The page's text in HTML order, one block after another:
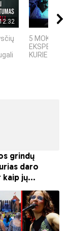
5 MOKSLINIAI
KURIE